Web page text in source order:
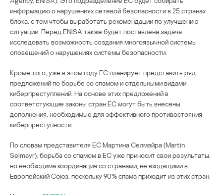
информацию о нарушениях сетевой безопасности в 25 странах
блока, с тем чтобы выработать рекомендации по улучшению
ситуации. Перед ENISA также будет поставлена задача
исследовать возможность создания многоязычной системы
оповещений о нарушениях системы безопасности.
Кроме того, уже в этом году ЕС планирует представить ряд
предложений по борьбе со спамом и отдельными видами
киберпреступлений. На основе этих предложений в
соответстующие законы стран ЕС могут быть внесены
дополнения, необходимые для эффективного противостояния
киберпреступности.
По словам представителя ЕС Мартина Селмэйра (Martin
Selmayr), борьба со спамом в ЕС уже приносит свои результаты,
но необходима координация со странами, не входящими в
Европейский Союз, поскольку 90% спама приходит из этих стран.